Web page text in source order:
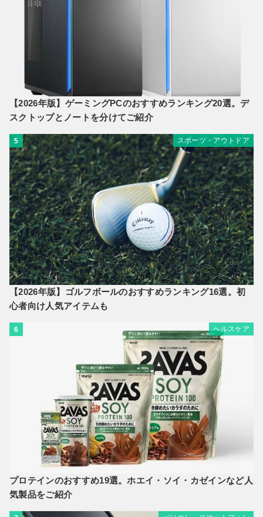
【2026年版】ゲーミングPCのおすすめランキング20選。デ
スクトップとノートを分けてご紹介
5 スポーツ・アウトドア
【2026年版】ゴルフボールのおすすめランキング16選。初
心者向け人気アイテムも
6 ヘルスケア
プロテインのおすすめ19選。ホエイ・ソイ・カゼインなど人
気製品をご紹介